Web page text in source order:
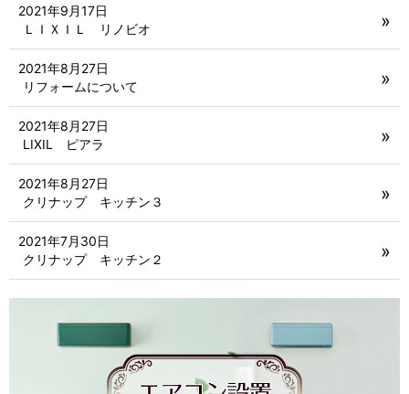
ＬＩＸＩＬ リノビオ
2021年9月17日
リフォームについて
2021年8月27日
LIXIL ピアラ
2021年8月27日
クリナップ キッチン３
2021年8月27日
クリナップ キッチン２
2021年7月30日